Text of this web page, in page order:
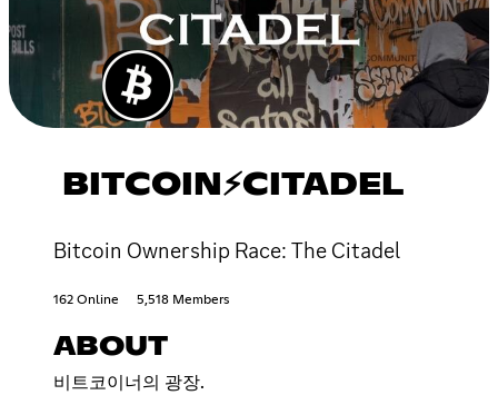
BITCOIN⚡CITADEL
Bitcoin Ownership Race: The Citadel
162 Online 5,518 Members
ABOUT
비트코이너의 광장.